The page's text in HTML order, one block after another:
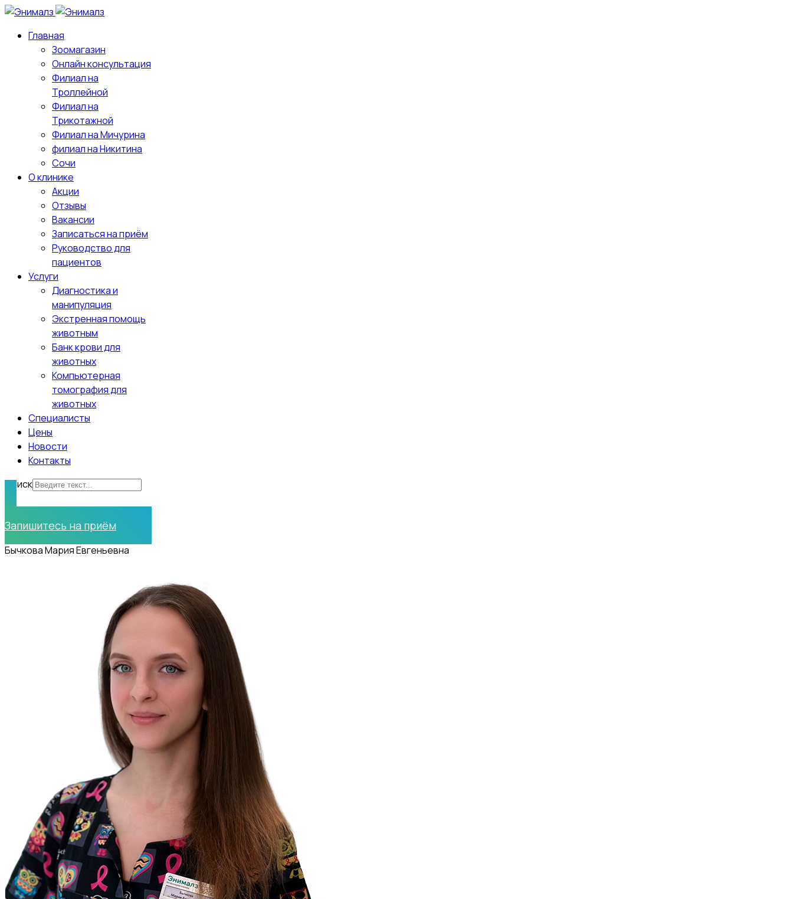
Главная
Зоомагазин
Онлайн консультация
Филиал на
Троллейной
Филиал на
Трикотажной
Филиал на Мичурина
филиал на Никитина
Сочи
О клинике
Акции
Отзывы
Вакансии
Записаться на приём
Руководство для
пациентов
Услуги
Диагностика и
манипуляция
Экстренная помощь
животным
Банк крови для
животных
Компьютерная
томография для
животных
Специалисты
Цены
Новости
Контакты
Поиск
Запишитесь на приём
Бычкова Мария Евгеньевна